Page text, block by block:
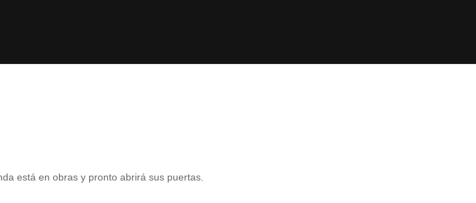
está en obras y pronto abrirá sus puertas.